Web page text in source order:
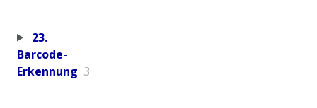
23.
Barcode-
Erkennung 3